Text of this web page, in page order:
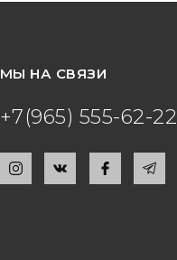
МЫ НА СВЯЗИ
+7(965) 555-62-22